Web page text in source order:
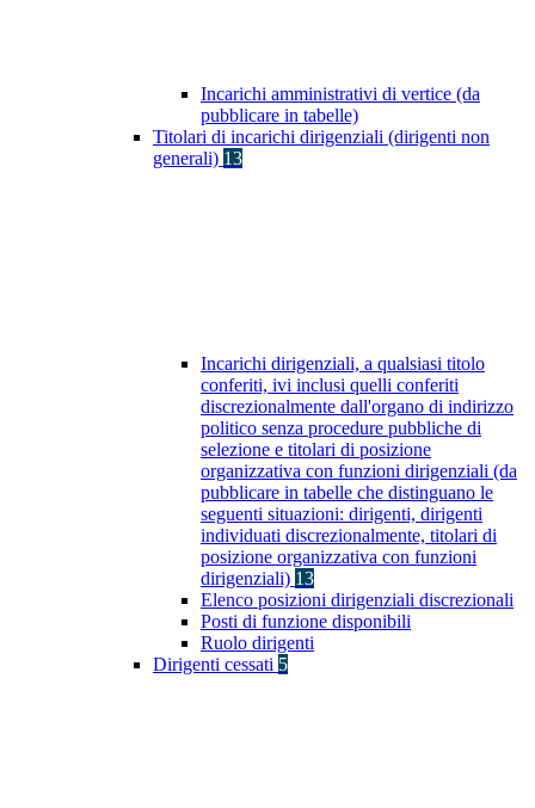
Incarichi amministrativi di vertice (da
pubblicare in tabelle)
Titolari di incarichi dirigenziali (dirigenti non
generali) 13
Incarichi dirigenziali, a qualsiasi titolo
conferiti, ivi inclusi quelli conferiti
discrezionalmente dall'organo di indirizzo
politico senza procedure pubbliche di
selezione e titolari di posizione
organizzativa con funzioni dirigenziali (da
pubblicare in tabelle che distinguano le
seguenti situazioni: dirigenti, dirigenti
individuati discrezionalmente, titolari di
posizione organizzativa con funzioni
dirigenziali) 13
Elenco posizioni dirigenziali discrezionali
Posti di funzione disponibili
Ruolo dirigenti
Dirigenti cessati 5